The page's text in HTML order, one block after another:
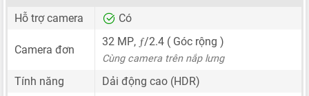
Hỗ trợ camera
Có
Camera đơn
32 MP, ƒ/2.4 ( Góc rộng )
Cùng camera trên nắp lưng
Tính năng
Dải động cao (HDR)